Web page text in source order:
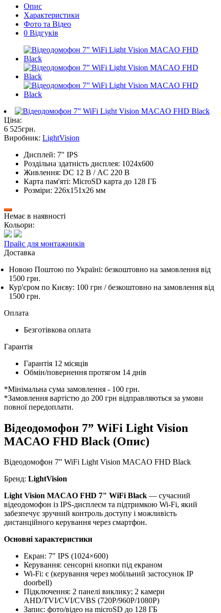
Опис
Характеристики
Фото та Відео
0 Відгуків
Ціна:
6 525грн.
Виробник: LightVision
Дисплей: 7" IPS
Роздільна здатність дисплея: 1024x600
Живлення: DC 12 В / AC 220 В
Карта пам'яті: MicroSD карта до 128 ГБ
Розміри: 226х151х26 мм
Немає в наявності
Кольори:
Прайс для монтажників
Доставка
Новою Поштою по Україні: безкоштовно на замовлення від
1500 грн.
Кур'єром по Києву: 100 грн /безкоштовно на замовлення від
1500 грн.
Оплата
Безготівкова оплата
Гарантія
Гарантія 12 місяців
Обмін/повернення протягом 14 днів
*Мінімальна сума замовлення - 100 грн.
*Замовлення вартістю до 200 грн відправляються за умови
повної передоплати.
Відеодомофон 7” WiFi Light Vision
MACAO FHD Black (Опис)
Відеодомофон 7” WiFi Light Vision MACAO FHD Black
Бренд: LightVision
Light Vision MACAO FHD 7" WiFi Black — сучасний
відеодомофон із IPS-дисплеєм та підтримкою Wi-Fi, який
забезпечує зручний контроль доступу і можливість
дистанційного керування через смартфон.
Основні характеристики
Екран: 7" IPS (1024×600)
Керування: сенсорні кнопки під екраном
Wi-Fi: є (керування через мобільний застосунок IP
doorbell)
Підключення: 2 панелі виклику; 2 камери
AHD/TVI/CVI/CVBS (720P/960P/1080P)
Запис: фото/відео на microSD до 128 ГБ